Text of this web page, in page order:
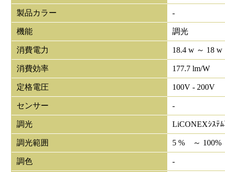
製品カラー -
機能 調光
消費電力 18.4 w ～ 18 w
消費効率 177.7 lm/W
定格電圧 100V - 200V
センサー -
調光 LiCONEXｼｽﾃ
調光範囲 5 % ～ 100%
調色 -